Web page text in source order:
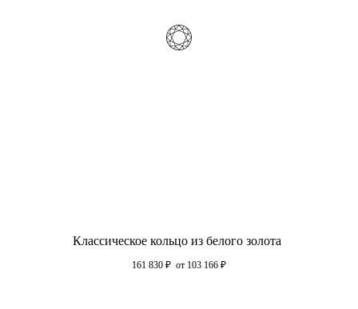
Классическое кольцо из белого золота
161 830 ₽ от 103 166 ₽